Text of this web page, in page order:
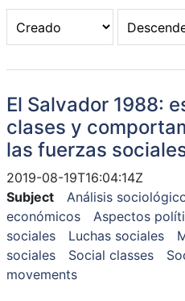
El Salvador 1988:
clases y
las fuerzas
2019-08-19T16:04:14Z
Subject
Análisis
económicos
Aspectos
sociales
Luchas sociales
sociales
Social classes
movements